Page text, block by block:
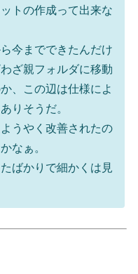
トの作成って出来な
今までできたんだけ
ざ親フォルダに移動
、この辺は仕様によ
りそうだ。
うやく改善されたの
なぁ。
ばかりで細かくは見